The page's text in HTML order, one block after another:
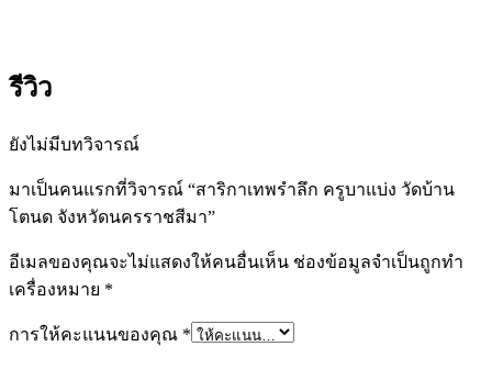
รีวิว
ยังไม่มีบทวิจารณ์
มาเป็นคนแรกที่วิจารณ์ “สาริกาเทพรำลึก ครูบาแบ่ง วัดบ้าน
โตนด จังหวัดนครราชสีมา”
อีเมลของคุณจะไม่แสดงให้คนอื่นเห็น ช่องข้อมูลจำเป็นถูกทำ
เครื่องหมาย *
การให้คะแนนของคุณ *